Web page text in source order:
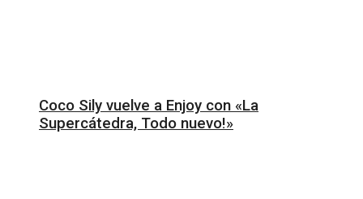
Coco Sily vuelve a Enjoy con «La
Supercátedra, Todo nuevo!»